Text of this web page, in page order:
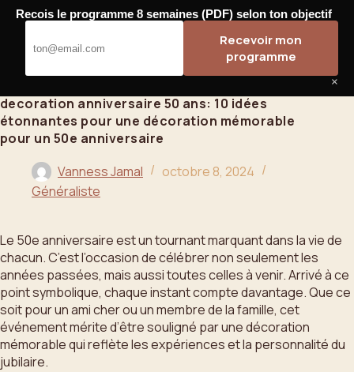
Passer
contenu
Bahoo
decoration anniversaire 50 ans: 10 idées
étonnantes pour une décoration mémorable
pour un 50e anniversaire
Vanness Jamal
octobre 8, 2024
Généraliste
Le 50e anniversaire est un tournant marquant dans la vie de
chacun. C’est l’occasion de célébrer non seulement les
années passées, mais aussi toutes celles à venir. Arrivé à ce
point symbolique, chaque instant compte davantage. Que ce
soit pour un ami cher ou un membre de la famille, cet
événement mérite d’être souligné par une décoration
mémorable qui reflète les expériences et la personnalité du
jubilaire.
Recois le programme 8 semaines (PDF) selon ton objectif
Recevoir mon
programme
×